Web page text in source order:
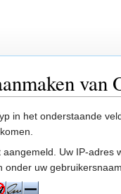
van
in het onderstaande
aangemeld. Uw IP-adres
onder uw